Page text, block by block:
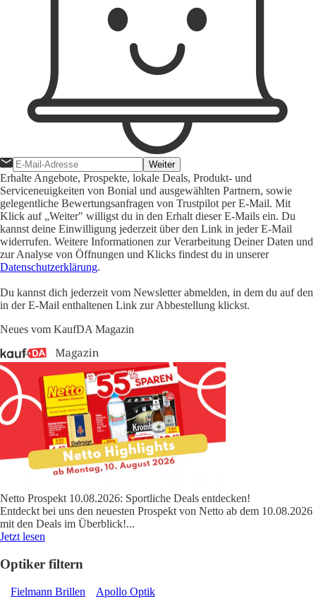
Weiter
Erhalte Angebote, Prospekte, lokale Deals, Produkt- und
Serviceneuigkeiten von Bonial und ausgewählten Partnern, sowie
gelegentliche Bewertungsanfragen von Trustpilot per E-Mail. Mit
Klick auf „Weiter" willigst du in den Erhalt dieser E-Mails ein. Du
kannst deine Einwilligung jederzeit über den Link in jeder E-Mail
widerrufen. Weitere Informationen zur Verarbeitung Deiner Daten und
zur Analyse von Öffnungen und Klicks findest du in unserer
Datenschutzerklärung.
Du kannst dich jederzeit vom Newsletter abmelden, in dem du auf den
in der E-Mail enthaltenen Link zur Abbestellung klickst.
Neues vom KaufDA Magazin
Netto Prospekt 10.08.2026: Sportliche Deals entdecken!
Entdeckt bei uns den neuesten Prospekt von Netto ab dem 10.08.2026
mit den Deals im Überblick!...
Jetzt lesen
Optiker filtern
Fielmann Brillen Apollo Optik